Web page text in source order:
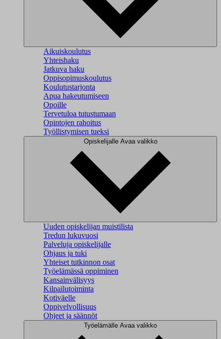
Aikuiskoulutus
Yhteishaku
Jatkuva haku
Oppisopimuskoulutus
Koulutustarjonta
Apua hakeutumiseen
Opoille
Tervetuloa tutustumaan
Opintojen rahoitus
Työllistymisen tueksi
Opiskelijalle Avaa valikko
Uuden opiskelijan muistilista
Tredun lukuvuosi
Palveluja opiskelijalle
Ohjaus ja tuki
Yhteiset tutkinnon osat
Työelämässä oppiminen
Kansainvälisyys
Kilpailutoiminta
Kotiväelle
Oppivelvollisuus
Ohjeet ja säännöt
Työelämälle Avaa valikko